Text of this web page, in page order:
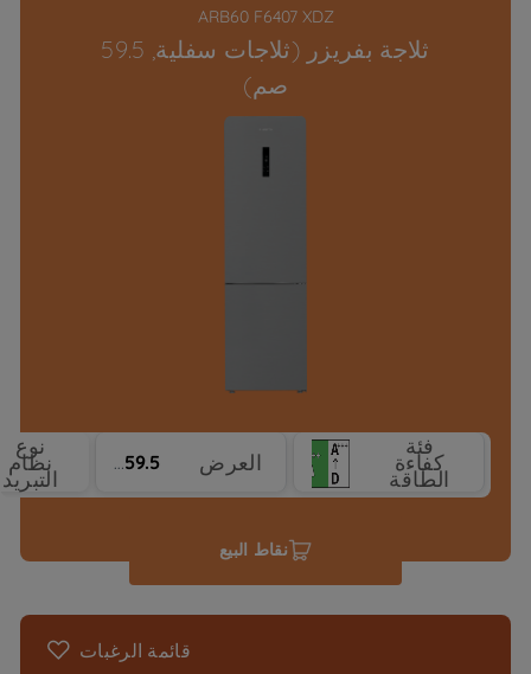
ARB60 F6407 XDZ
ثلاجة بفريزر (ثلاجات سفلية, 59.5
صم)
فئة
كفاءة
الطاقة
العرض 59.5 cm
نوع
نظام
التبريد
نقاط البيع
قائمة الرغبات